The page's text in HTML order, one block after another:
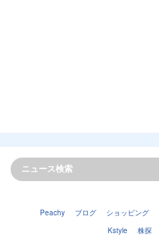
Peachy ブログ ショッピング
Kstyle
株探